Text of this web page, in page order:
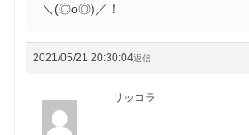
＼(◎o◎)／！
2021/05/21 20:30:04返信
リッコラ